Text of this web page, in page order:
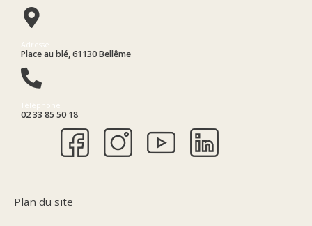
Adresse
Place au blé, 61130 Bellême
Téléphone
02 33 85 50 18
Plan du site